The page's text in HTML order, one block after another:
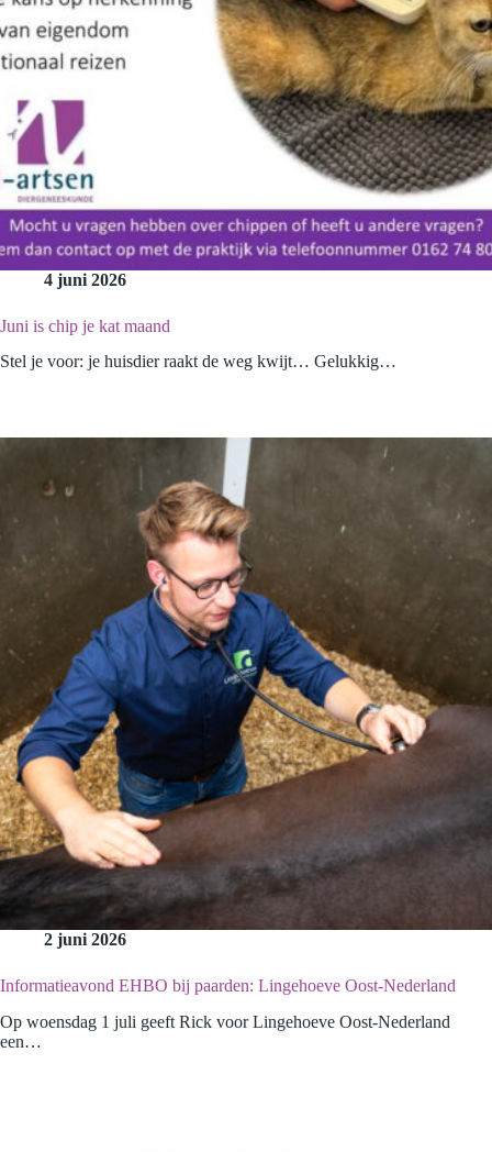
4 juni 2026
Juni is chip je kat maand
Stel je voor: je huisdier raakt de weg kwijt… Gelukkig…
2 juni 2026
Informatieavond EHBO bij paarden: Lingehoeve Oost-Nederland
Op woensdag 1 juli geeft Rick voor Lingehoeve Oost-Nederland
een…